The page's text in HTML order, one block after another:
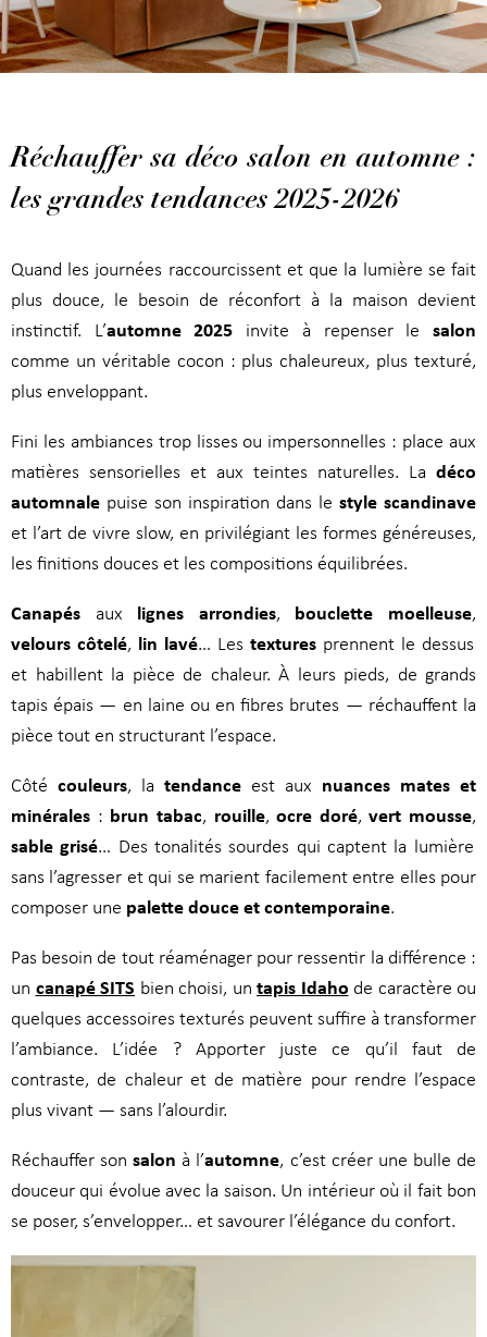
Réchauffer sa déco salon en automne :
les grandes tendances 2025-2026
Quand les journées raccourcissent et que la lumière se fait
plus douce, le besoin de réconfort à la maison devient
instinctif. L’automne 2025 invite à repenser lesalon
comme un véritable cocon : plus chaleureux, plus texturé,
plus enveloppant.
Fini les ambiances trop lisses ou impersonnelles : place aux
matières sensorielles et aux teintes naturelles. La déco
automnale puise son inspiration dans le style scandinave
et l’art de vivre slow, en privilégiant les formes généreuses,
les finitions douces et les compositions équilibrées.
Canapés aux lignes arrondies, bouclette moelleuse,
velours côtelé, lin lavé… Les textures prennent le dessus
et habillent la pièce de chaleur. À leurs pieds, de grands
tapis épais — en laine ou en fibres brutes — réchauffent la
pièce tout en structurant l’espace.
Côté couleurs, la tendance est aux nuances mates et
minérales : brun tabac, rouille, ocre doré, vert mousse,
sable grisé… Des tonalités sourdes qui captent la lumière
sans l’agresser et qui se marient facilement entre elles pour
composer une palette douce et contemporaine.
Pas besoin de tout réaménager pour ressentir la différence :
un canapé SITS bien choisi, un tapis Idaho de caractère ou
quelques accessoires texturés peuvent suffire à transformer
l’ambiance. L’idée ? Apporter juste ce qu’il faut de
contraste, de chaleur et de matière pour rendre l’espace
plus vivant — sans l’alourdir.
Réchauffer sonsalon à l’automne, c’est créer une bulle de
douceur qui évolue avec la saison. Un intérieur où il fait bon
se poser, s’envelopper… et savourer l’élégance du confort.